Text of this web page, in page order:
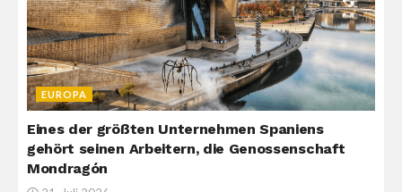
EUROPA
Eines der größten Unternehmen Spaniens
gehört seinen Arbeitern, die Genossenschaft
Mondragón